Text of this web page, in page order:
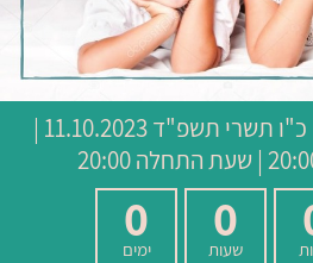
כ"ו תשרי תשפ"ד
11.10.2023 |
0
שעות
0
ימים